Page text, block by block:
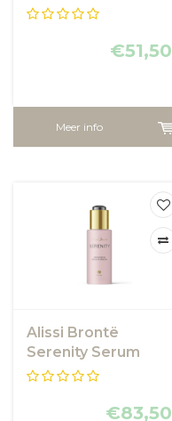
€51,50
Meer info
Alissi Brontë
Serenity Serum
€83,50